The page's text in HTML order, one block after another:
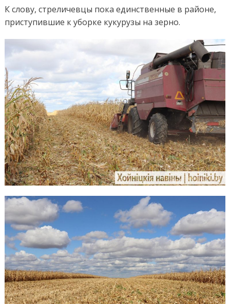
К слову, стреличевцы пока единственные в районе,
приступившие к уборке кукурузы на зерно.